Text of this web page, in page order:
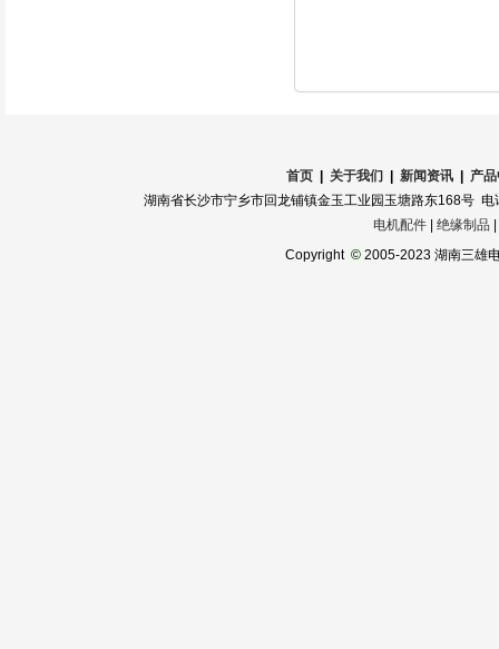
首页 | 关于我们 |新闻资讯 | 产
湖南省长沙市宁乡市回龙铺镇金玉工业园玉塘路东168号
电机配件 |绝缘制品
Copyright ©2005-2023 湖南三雄